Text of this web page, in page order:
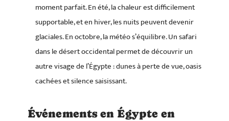
moment parfait. En été, la chaleur est difficilement
supportable, et en hiver, les nuits peuvent devenir
glaciales. En octobre, la météo s’équilibre. Un safari
dans le désert occidental permet de découvrir un
autre visage de l’Égypte : dunes à perte de vue, oasis
cachées et silence saisissant.
Événements en Égypte en